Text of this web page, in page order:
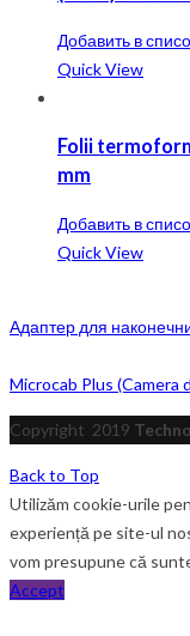
Добавить в
Quick View
Folii
mm
Добавить в
Quick View
Адаптер для
Microcab Plus (Camera
Copyright 2019
Back to Top
Utilizăm cookie-urile
experiență pe site-ul
vom presupune că
Accept